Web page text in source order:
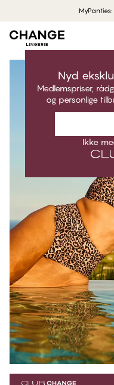
Nyd
Medlemspriser,
og personlige
Ikke